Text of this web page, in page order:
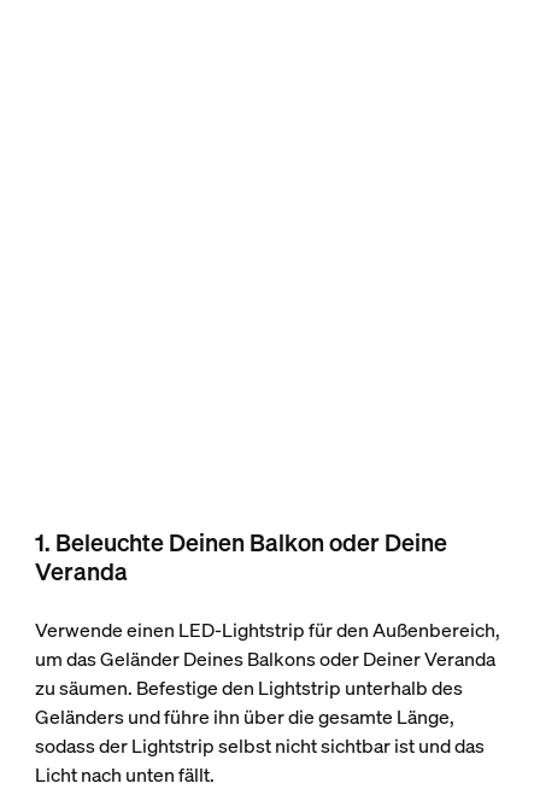
1. Beleuchte Deinen Balkon oder Deine
Veranda
Verwende einen LED-Lightstrip für den Außenbereich,
um das Geländer Deines Balkons oder Deiner Veranda
zu säumen. Befestige den Lightstrip unterhalb des
Geländers und führe ihn über die gesamte Länge,
sodass der Lightstrip selbst nicht sichtbar ist und das
Licht nach unten fällt.